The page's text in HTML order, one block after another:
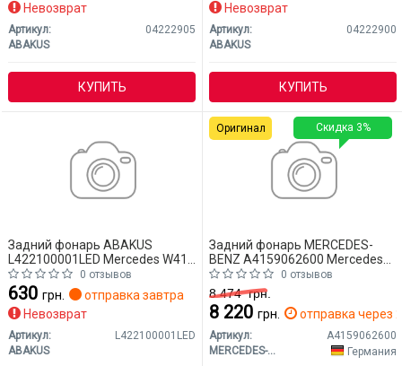
Невозврат
Артикул:
04222905
ABAKUS
КУПИТЬ
Невозврат
Артикул:
04222900
ABAKUS
КУПИТЬ
Задний фонарь ABAKUS
L422100001LED Mercedes W415
(CITAN)
0 отзывов
630 грн.
отправка завтра
Невозврат
Артикул:
L422100001LED
ABAKUS
Задний фонарь MERCEDES-
BENZ A4159062600 Mercedes
W415 (CITAN)0 отзывов
8 474грн.
8 220 грн. отправка через
Артикул:
A4159062600
MERCEDES-BENZ
Германия
Скидка 3%
Оригинал